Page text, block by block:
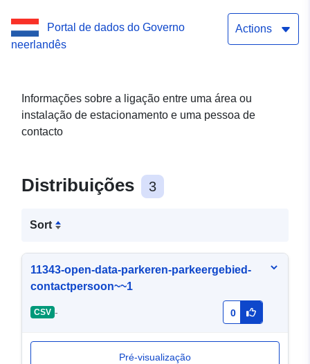
Portal de dados do Governo
neerlandês
Actions
Informações sobre a ligação entre uma área ou
instalação de estacionamento e uma pessoa de
contacto
Distribuições 3
Sort
11343-open-data-parkeren-parkeergebied-
contactpersoon~~1
CSV - 0
Pré-visualização